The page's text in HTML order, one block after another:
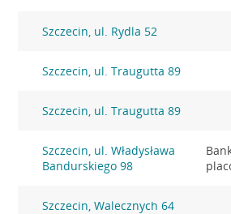
Szczecin, ul. Rydla 52
Szczecin, ul. Traugutta 89
Szczecin, ul. Traugutta 89
Szczecin, ul. Władysława
Bandurskiego 98
Szczecin, Walecznych 64